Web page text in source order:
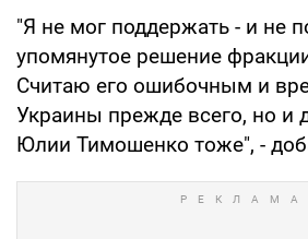
"Я не мог поддержать - и не
упомянутое решение
Считаю его ошибочным и
Украины прежде всего, но и
Юлии Тимошенко тоже", -